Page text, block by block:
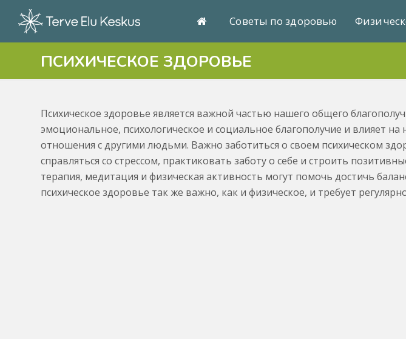
Советы по здоровью
ПСИХИЧЕСКОЕ ЗДОРОВЬЕ
Психическое здоровье является важной частью нашего общего
эмоциональное, психологическое и социальное благополучие и влияет
отношения с другими людьми. Важно заботиться о своем психическом
справляться со стрессом, практиковать заботу о себе и строить
терапия, медитация и физическая активность могут помочь достичь
психическое здоровье так же важно, как и физическое, и требует